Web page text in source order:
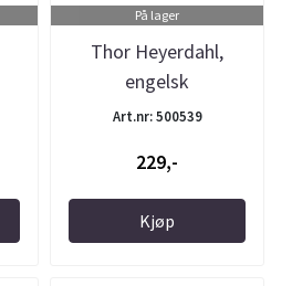
På lager
Thor Heyerdahl,
engelsk
Art.nr: 500539
229,-
Kjøp